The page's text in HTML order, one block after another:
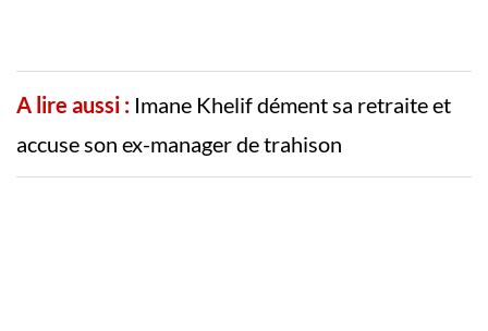
A lire aussi : Imane Khelif dément sa retraite et
accuse son ex-manager de trahison